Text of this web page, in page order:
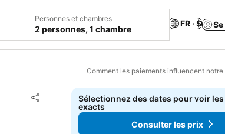
Personnes et chambres
2 personnes, 1 chambre
FR · $
Comment les paiements influencent
Partager
Ajouter à mes favoris
Sélectionnez des dates pour voir
exacts
Consulter les prix